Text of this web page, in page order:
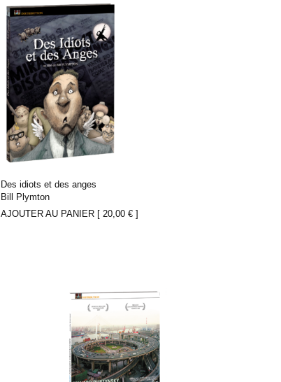
Des idiots et des anges
Bill Plymton
AJOUTER AU PANIER [ 20,00 €]